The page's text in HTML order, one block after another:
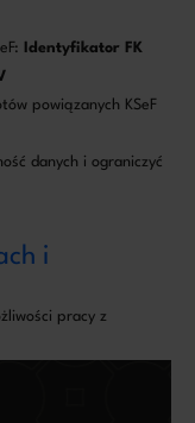
Identyfikator FK
powiązanych KSeF
danych i ograniczyć
i
pracy z